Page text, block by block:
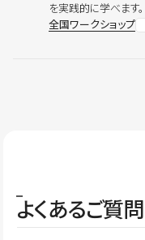
を実践的に学べます。
全国ワークショップ
よくあるご質問